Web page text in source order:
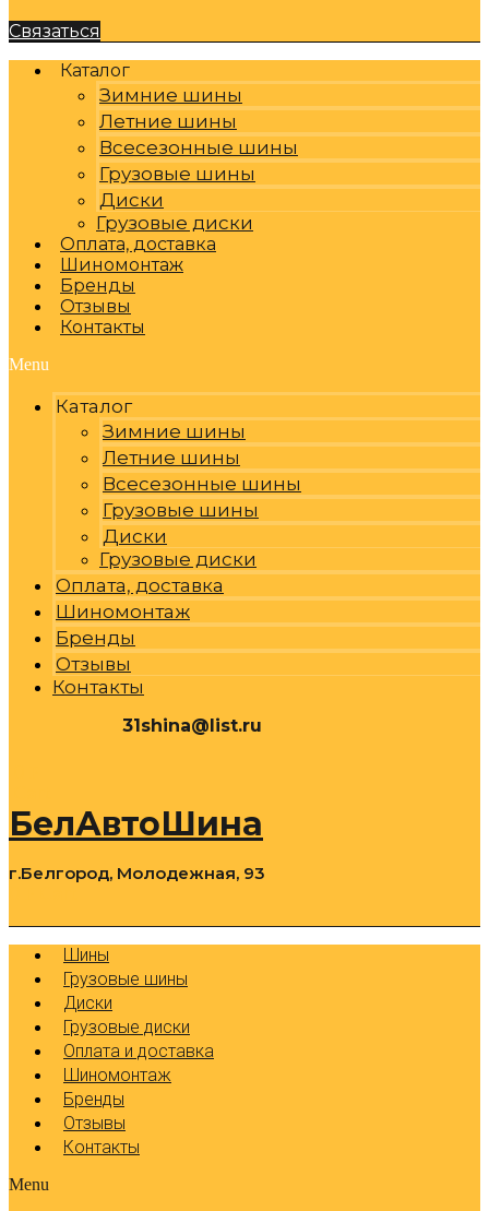
Связаться
Каталог
Зимние шины
Летние шины
Всесезонные шины
Грузовые шины
Диски
Грузовые диски
Оплата, доставка
Шиномонтаж
Бренды
Отзывы
Контакты
Menu
Каталог
Зимние шины
Летние шины
Всесезонные шины
Грузовые шины
Диски
Грузовые диски
Оплата, доставка
Шиномонтаж
Бренды
Отзывы
Контакты
31shina@list.ru
БелАвтоШина
г.Белгород, Молодежная, 93
Шины
Грузовые шины
Диски
Грузовые диски
Оплата и доставка
Шиномонтаж
Бренды
Отзывы
Контакты
Menu